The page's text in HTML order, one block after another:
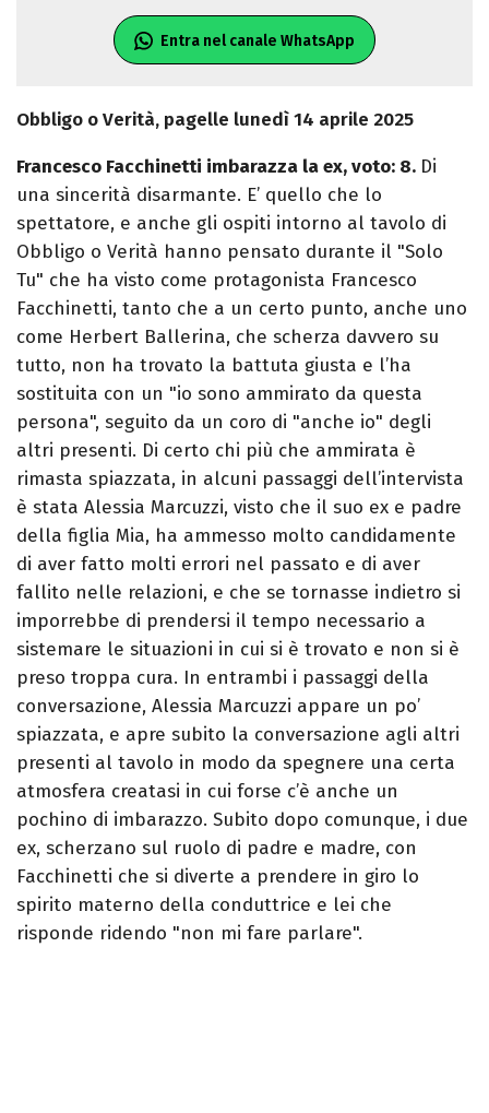
Entra nel canale WhatsApp
Obbligo o Verità, pagelle lunedì 14 aprile 2025
Francesco Facchinetti imbarazza la ex, voto: 8. Di
una sincerità disarmante. E’ quello che lo
spettatore, e anche gli ospiti intorno al tavolo di
Obbligo o Verità hanno pensato durante il "Solo
Tu" che ha visto come protagonista Francesco
Facchinetti, tanto che a un certo punto, anche uno
come Herbert Ballerina, che scherza davvero su
tutto, non ha trovato la battuta giusta e l’ha
sostituita con un "io sono ammirato da questa
persona", seguito da un coro di "anche io" degli
altri presenti. Di certo chi più che ammirata è
rimasta spiazzata, in alcuni passaggi dell’intervista
è stata Alessia Marcuzzi, visto che il suo ex e padre
della figlia Mia, ha ammesso molto candidamente
di aver fatto molti errori nel passato e di aver
fallito nelle relazioni, e che se tornasse indietro si
imporrebbe di prendersi il tempo necessario a
sistemare le situazioni in cui si è trovato e non si è
preso troppa cura. In entrambi i passaggi della
conversazione, Alessia Marcuzzi appare un po’
spiazzata, e apre subito la conversazione agli altri
presenti al tavolo in modo da spegnere una certa
atmosfera creatasi in cui forse c’è anche un
pochino di imbarazzo. Subito dopo comunque, i due
ex, scherzano sul ruolo di padre e madre, con
Facchinetti che si diverte a prendere in giro lo
spirito materno della conduttrice e lei che
risponde ridendo "non mi fare parlare".